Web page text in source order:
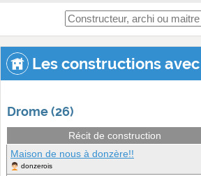
Les constructions
Drome (26)
Récit de construction
Maison de nous à donzère!!
donzerois